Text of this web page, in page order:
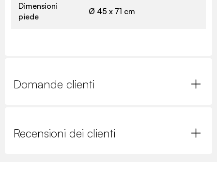
Dimensioni
piede
Ø 45 x 71 cm
Domande clienti
Recensioni dei clienti